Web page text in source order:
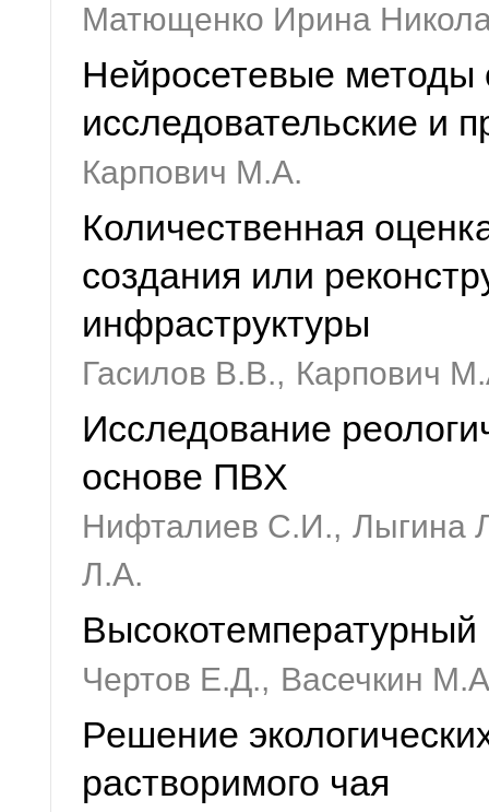
Матющенко Ирина
Нейросетевые методы
исследовательские и
Карпович М.А.
Количественная
создания или
инфраструктуры
Гасилов В.В., Карпович
Исследование
основе ПВХ
Нифталиев С.И., Лыгина
Л.А.
Высокотемпературный
Чертов Е.Д., Васечкин
Решение
растворимого чая